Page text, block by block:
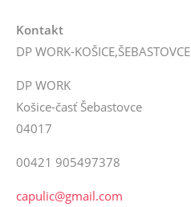
Kontakt
DP WORK-KOŠICE,ŠEBASTOVCE
DP WORK
Košice-časť Šebastovce
04017
00421 905497378
capulic@gmail.com